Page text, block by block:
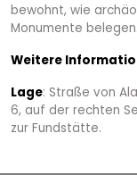
bewohnt, wie
Monumente belegen.
Weitere
Lage: Straße von
6, auf der rechten
zur Fundstätte.